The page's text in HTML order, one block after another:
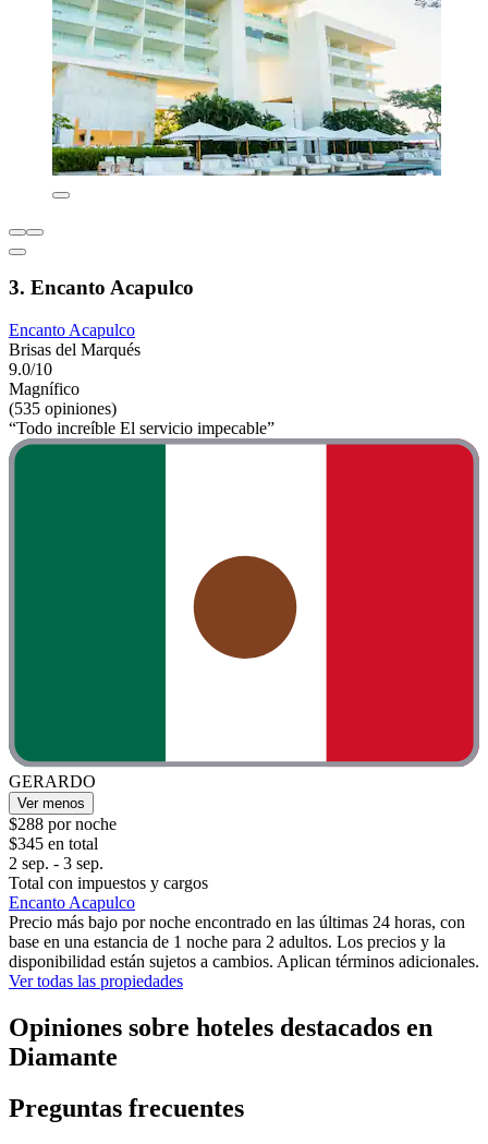
3. Encanto Acapulco
Encanto Acapulco
Brisas del Marqués
9.0/10
Magnífico
(535 opiniones)
“Todo increíble El servicio impecable”
GERARDO
Ver menos
$288 por noche
$345 en total
2 sep. - 3 sep.
Total con impuestos y cargos
Encanto Acapulco
Precio más bajo por noche encontrado en las últimas 24 horas, con
base en una estancia de 1 noche para 2 adultos. Los precios y la
disponibilidad están sujetos a cambios. Aplican términos adicionales.
Ver todas las propiedades
Opiniones sobre hoteles destacados en
Diamante
Preguntas frecuentes